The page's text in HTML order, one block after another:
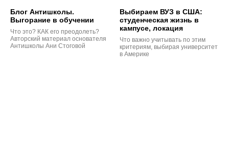
Блог Антишколы.
Выгорание в обучении
Что это? КАК его преодолеть?
Авторский материал основателя
Антишколы Ани Стоговой
Выбираем ВУЗ в США:
студенческая жизнь в
кампусе, локация
Что важно учитывать по этим
критериям, выбирая университет
в Америке